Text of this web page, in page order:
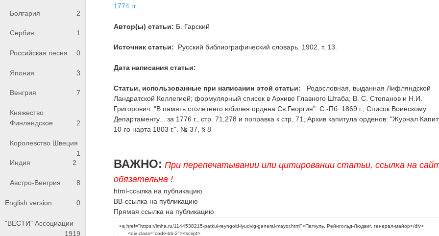
Болгария 2
Сербия 1
Российская песня 0
Япония 3
Венгрия 7
Княжество
Финляндское
2
Королевство Швеция
1
Индия
2
Австро-Венгрия 8
English version 0
"ВЕСТИ" Ассоциации
1919
1774 гг.
Автор(ы) статьи: Б. Гарский
Источник статьи: Русский библиографический словарь. 1902. т. 13.
Дата написания статьи:
Статьи, использованные при написании этой статьи:
Родословная, выданная Лифляндской
Ландратской Коллегией; формулярный список в Архиве Главного Штаба; В. С. Степанов и Н.И.
Григорович. "В память столетнего юбилея ордена Св.Георгия". С.-Пб. 1869 г.; Список Воинскому
Департаменту... за 1776 г., стр. 71,278 и поправка к стр. 71; Архив капитула орденов: "Журнал
10-го нарта 1803 г.". № 37, § 8
ВАЖНО: При перепечатывании или цитировании статьи, ссылка на
обязательна !
html-ссылка на публикацию
BB-ссылка на публикацию
Прямая ссылка на публикацию